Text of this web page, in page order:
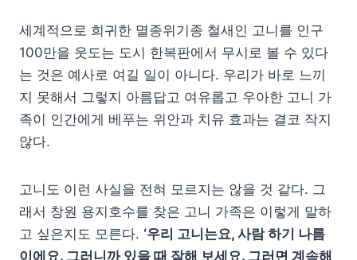
세계적으로 희귀한 멸종위기종 철새인 고니를 인구
100만을 웃도는 도시 한복판에서 무시로 볼 수 있다
는 것은 예사로 여길 일이 아니다. 우리가 바로 느끼
지 못해서 그렇지 아름답고 여유롭고 우아한 고니 가
족이 인간에게 베푸는 위안과 치유 효과는 결코 작지
않다.
고니도 이런 사실을 전혀 모르지는 않을 것 같다. 그
래서 창원 용지호수를 찾은 고니 가족은 이렇게 말하
고 싶은지도 모른다. ‘우리 고니는요, 사람 하기 나름
이에요. 그러니까 있을 때 잘해 보세요. 그러면 계속해